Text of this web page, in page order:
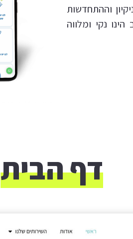
וההתחדשות
נקי ומלווה
דף הבית